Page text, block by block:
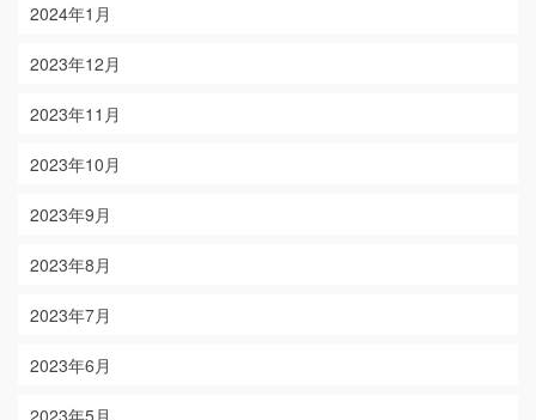
2024年1月
2023年12月
2023年11月
2023年10月
2023年9月
2023年8月
2023年7月
2023年6月
2023年5月